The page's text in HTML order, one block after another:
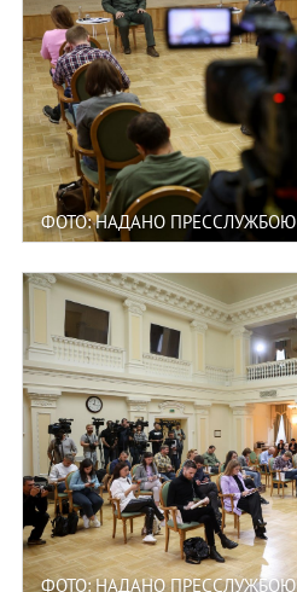
ФОТО: НАДАНО ПРЕССЛУЖБОЮ
ФОТО: НАДАНО ПРЕССЛУЖБОЮ